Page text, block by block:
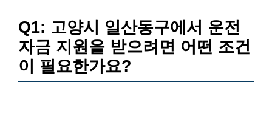
Q1: 고양시 일산동구에서 운전
자금 지원을 받으려면 어떤 조건
이 필요한가요?